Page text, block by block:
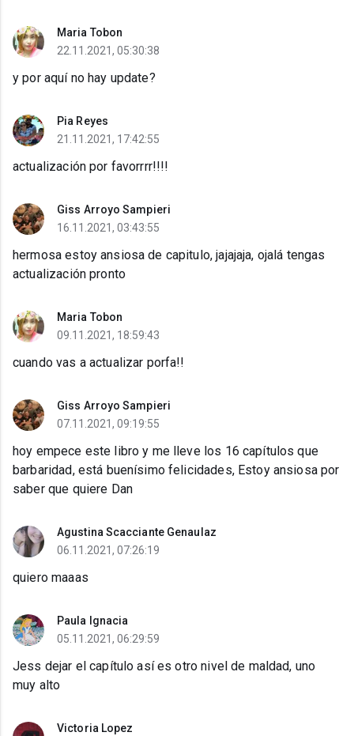
Maria Tobon
22.11.2021, 05:30:38
y por aquí no hay update?
Pia Reyes
21.11.2021, 17:42:55
actualización por favorrrr!!!!
Giss Arroyo Sampieri
16.11.2021, 03:43:55
hermosa estoy ansiosa de capitulo, jajajaja, ojalá tengas
actualización pronto
Maria Tobon
09.11.2021, 18:59:43
cuando vas a actualizar porfa!!
Giss Arroyo Sampieri
07.11.2021, 09:19:55
hoy empece este libro y me lleve los 16 capítulos que
barbaridad, está buenísimo felicidades, Estoy ansiosa por
saber que quiere Dan
Agustina Scacciante Genaulaz
06.11.2021, 07:26:19
quiero maaas
Paula Ignacia
05.11.2021, 06:29:59
Jess dejar el capítulo así es otro nivel de maldad, uno
muy alto
Victoria Lopez